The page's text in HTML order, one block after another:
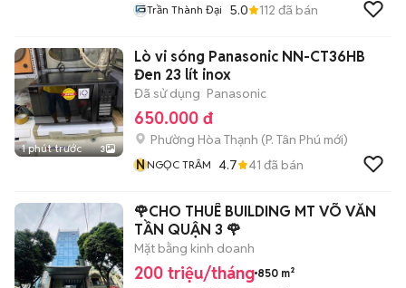
Trần Thành Đại 5.0 112 đã bán
1 phút trước 3
Lò vi sóng Panasonic NN-CT36HB
Đen 23 lít inox
Đã sử dụng Panasonic
650.000 đ
Phường Hòa Thạnh (P. Tân Phú mới)
NNGỌC TRÂM 4.7 41 đã bán
🌹CHO THUÊ BUILDING MT VÕ VĂN
TẦN QUẬN 3 🌹
Mặt bằng kinh doanh
200 triệu/tháng 850 m²